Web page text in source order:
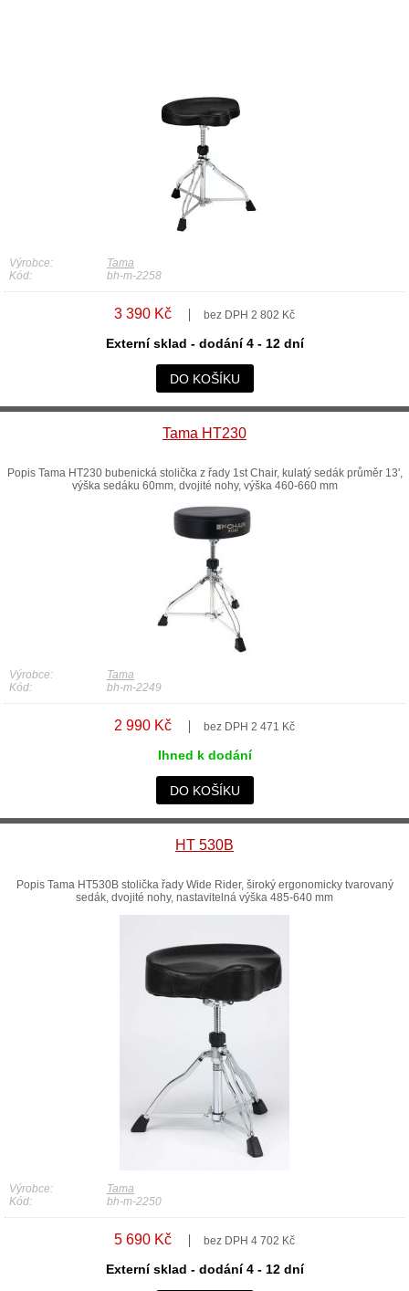
Výrobce:
Tama
Kód:
bh-m-2258
3 390 Kč bez DPH 2 802 Kč
Externí sklad - dodání 4 - 12 dní
DO KOŠÍKU
Tama HT230
Popis Tama HT230 bubenická stolička z řady 1st Chair, kulatý sedák průměr 13',
výška sedáku 60mm, dvojité nohy, výška 460-660 mm
Výrobce:
Tama
Kód:
bh-m-2249
2 990 Kč bez DPH 2 471 Kč
Ihned k dodání
DO KOŠÍKU
HT 530B
Popis Tama HT530B stolička řady Wide Rider, široký ergonomicky tvarovaný
sedák, dvojité nohy, nastavitelná výška 485-640 mm
Výrobce:
Tama
Kód:
bh-m-2250
5 690 Kč bez DPH 4 702 Kč
Externí sklad - dodání 4 - 12 dní